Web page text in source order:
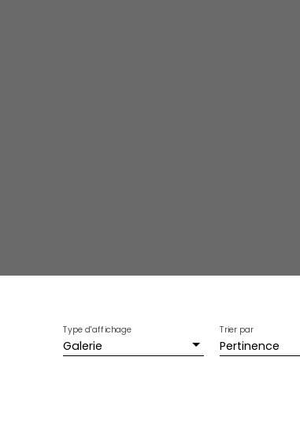
Galerie
Type d'affichage
Pertinence
Trier par